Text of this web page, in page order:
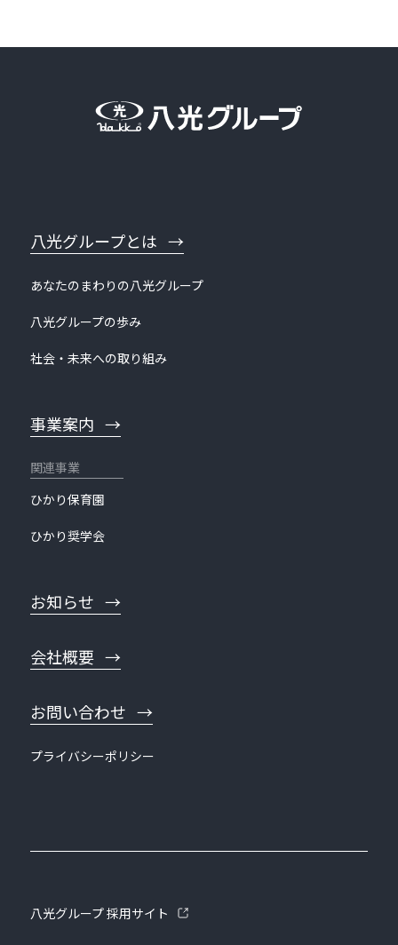
八光グループとは
あなたのまわりの八光グループ
八光グループの歩み
社会・未来への取り組み
事業案内
ひかり保育園
ひかり奨学会
お知らせ
会社概要
お問い合わせ
プライバシーポリシー
八光グループ 採用サイト